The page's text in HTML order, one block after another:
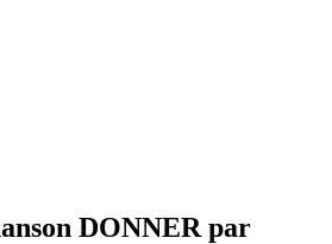
DONNER par